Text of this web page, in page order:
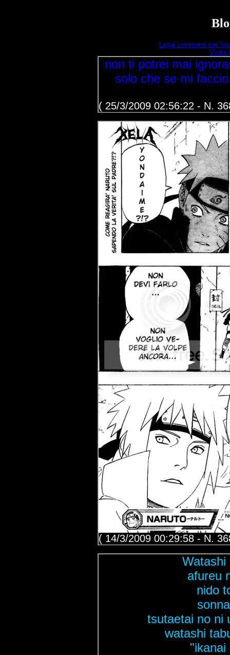
Leggi commenti per
Visita
non ti potrei mai
solo che se mi
( 25/3/2009 02:56:22 - N.
( 14/3/2009 00:29:58 - N.
Watashi
afureu
nido
tsutaetai no ni
watashi
"ikanai